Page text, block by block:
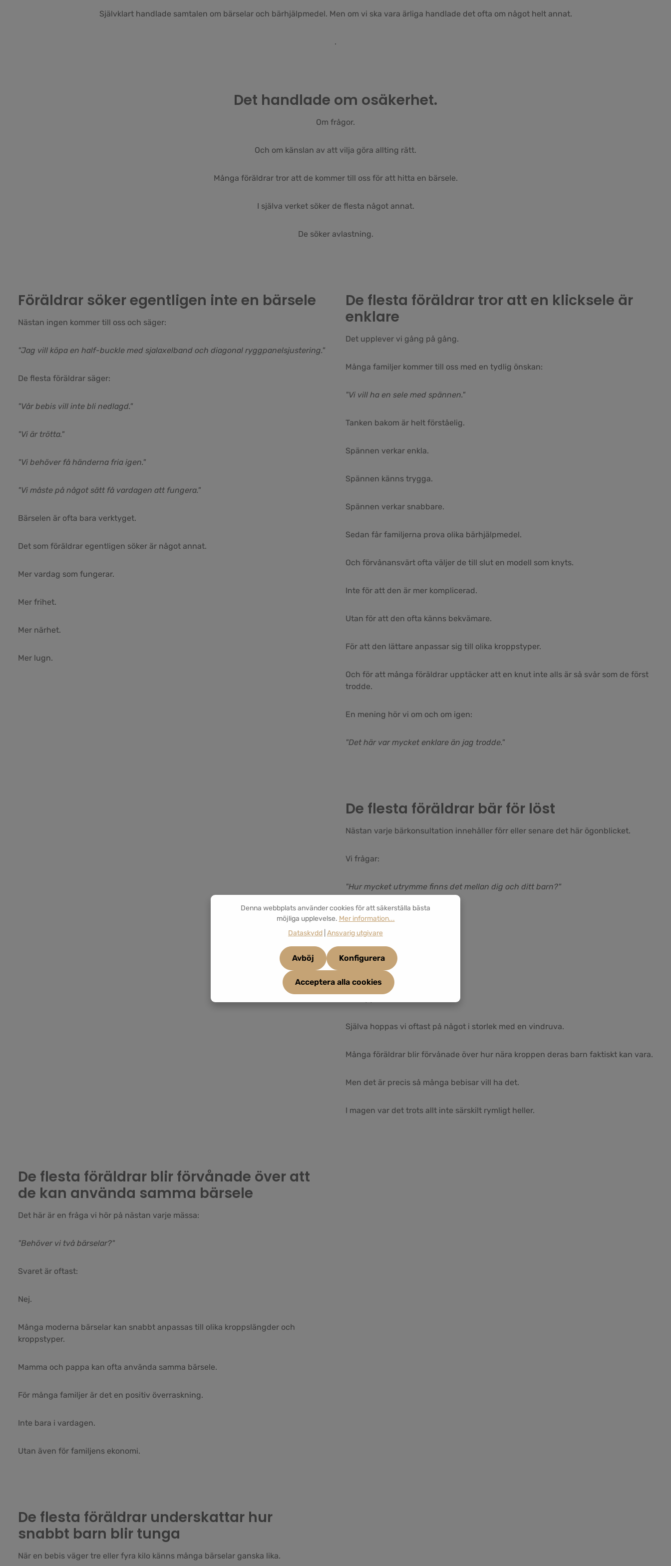
Självklart handlade samtalen om bärselar och bärhjälpmedel. Men om vi ska vara ärliga handlade det ofta om något helt annat.
.
Det handlade om osäkerhet.
Om frågor.
Och om känslan av att vilja göra allting rätt.
Många föräldrar tror att de kommer till oss för att hitta en bärsele.
I själva verket söker de flesta något annat.
De söker avlastning.
Föräldrar söker egentligen inte en bärsele
Nästan ingen kommer till oss och säger:
"Jag vill köpa en half-buckle med sjalaxelband och diagonal ryggpanelsjustering."
De flesta föräldrar säger:
"Vår bebis vill inte bli nedlagd."
"Vi är trötta."
"Vi behöver få händerna fria igen."
"Vi måste på något sätt få vardagen att fungera."
Bärselen är ofta bara verktyget.
Det som föräldrar egentligen söker är något annat.
Mer vardag som fungerar.
Mer frihet.
Mer närhet.
Mer lugn.
De flesta föräldrar tror att en klicksele är
enklare
Det upplever vi gång på gång.
Många familjer kommer till oss med en tydlig önskan:
"Vi vill ha en sele med spännen."
Tanken bakom är helt förståelig.
Spännen verkar enkla.
Spännen känns trygga.
Spännen verkar snabbare.
Sedan får familjerna prova olika bärhjälpmedel.
Och förvånansvärt ofta väljer de till slut en modell som knyts.
Inte för att den är mer komplicerad.
Utan för att den ofta känns bekvämare.
För att den lättare anpassar sig till olika kroppstyper.
Och för att många föräldrar upptäcker att en knut inte alls är så svår som de först
trodde.
En mening hör vi om och om igen:
"Det här var mycket enklare än jag trodde."
De flesta föräldrar bär för löst
Nästan varje bärkonsultation innehåller förr eller senare det här ögonblicket.
Vi frågar:
"Hur mycket utrymme finns det mellan dig och ditt barn?"
Och får svar som:
"Två händer."
Själva hoppas vi oftast på något i storlek med en vindruva.
Många föräldrar blir förvånade över hur nära kroppen deras barn faktiskt kan vara.
Men det är precis så många bebisar vill ha det.
I magen var det trots allt inte särskilt rymligt heller.
De flesta föräldrar blir förvånade över att
de kan använda samma bärsele
Det här är en fråga vi hör på nästan varje mässa:
"Behöver vi två bärselar?"
Svaret är oftast:
Nej.
Många moderna bärselar kan snabbt anpassas till olika kroppslängder och
kroppstyper.
Mamma och pappa kan ofta använda samma bärsele.
För många familjer är det en positiv överraskning.
Inte bara i vardagen.
Utan även för familjens ekonomi.
De flesta föräldrar underskattar hur
snabbt barn blir tunga
När en bebis väger tre eller fyra kilo känns många bärselar ganska lika.
Denna webbplats använder cookies för att säkerställa bästa
möjliga upplevelse. Mer information...
Dataskydd Ansvarig utgivare
Avböj Konfigurera
Acceptera alla cookies